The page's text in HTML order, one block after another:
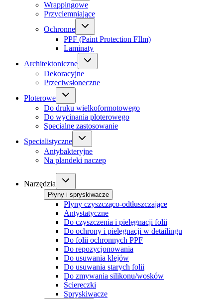
Wrappingowe
Przyciemniające
Ochronne
PPF (Paint Protection FIlm)
Laminaty
Architektoniczne
Dekoracyjne
Przeciwsłoneczne
Ploterowe
Do druku wielkoformotowego
Do wycinania ploterowego
Specialne zastosowanie
Specialistyczne
Antybakteryjne
Na plandeki naczep
Narzędzia
Płyny i spryskiwacze
Płyny czyszcząco-odtłuszczające
Antystatyczne
Do czyszczenia i pielęgnacji folii
Do ochrony i pielęgnacji w detailingu
Do folii ochronnych PPF
Do repozycjonowania
Do usuwania klejów
Do usuwania starych folii
Do zmywania silikonu/wosków
Ściereczki
Spryskiwacze